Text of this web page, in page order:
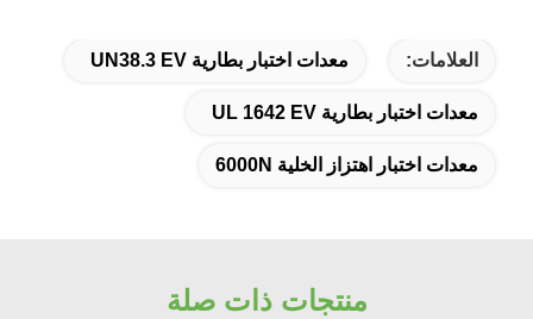
العلامات: معدات اختبار بطارية UN38.3 EV
معدات اختبار بطارية UL 1642 EV
معدات اختبار اهتزاز الخلية 6000N
منتجات ذات صلة